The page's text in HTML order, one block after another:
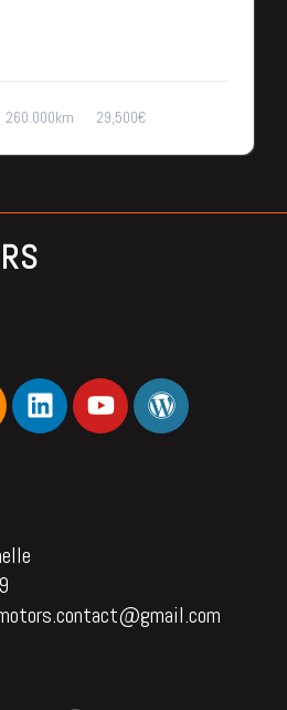
260.000km 29,500€